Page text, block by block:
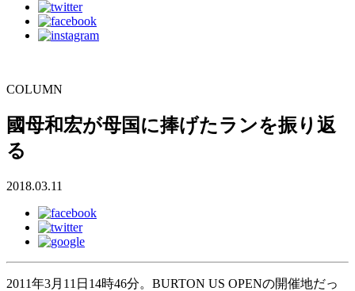
COLUMN
國母和宏が母国に捧げたランを振り返
る
2018.03.11
2011年3月11日14時46分。BURTON US OPENの開催地だっ